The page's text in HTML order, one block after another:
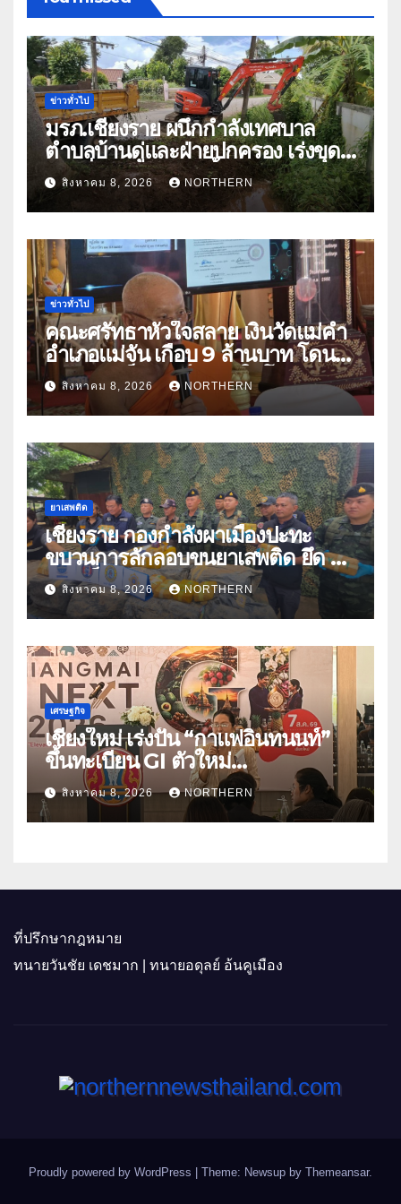
ข่าวทั่วไป
มรภ.เชียงราย ผนึกกำลังเทศบาล
ตำบลบ้านดู่และฝ่ายปกครอง เร่งขุด
ลอกสิ่งกีดขวางทางน้ำ ป้องกันและลด
ปัญหาน้ำท่วม
สิงหาคม 8, 2026 NORTHERN
ข่าวทั่วไป
คณะศรัทธาหัวใจสลาย เงินวัดแม่คำ
อำเภอแม่จัน เกือบ 9 ล้านบาท โดน
แก๊งคอลเซ็นเตอร์หลอกให้โอนข้าม
ปีกว่า 66 บัญชี
สิงหาคม 8, 2026 NORTHERN
ยาเสพติด
เชียงราย กองกำลังผาเมืองปะทะ
ขบวนการลักลอบขนยาเสพติด ยึด 2
ล้านเม็ด
สิงหาคม 8, 2026 NORTHERN
เศรษฐกิจ
เชียงใหม่ เร่งปั้น “กาแฟอินทนนท์”
ขึ้นทะเบียน GI ตัวใหม่
“CHIANGMAI GI NEXT 2026”
ติดอาวุธผู้ประกอบการ 100 ราย ดัน
สินค้าอัตลักษณ์สู่ตลาดพรีเมียม
สิงหาคม 8, 2026 NORTHERN
ที่ปรึกษากฎหมาย
ทนายวันชัย เดชมาก | ทนายอดุลย์ อ้นคูเมือง
Proudly powered by WordPress Theme: Newsup by Themeansar.